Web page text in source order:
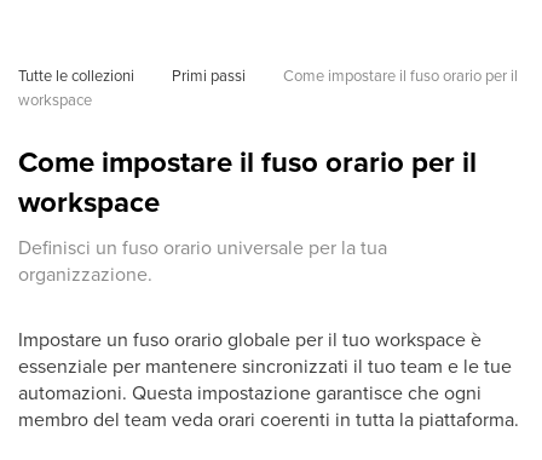
Tutte le collezioni Primi passi
Come impostare il fuso orario per il
workspace
Come impostare il fuso orario per il
workspace
Definisci un fuso orario universale per la tua
organizzazione.
Impostare un fuso orario globale per il tuo workspace è
essenziale per mantenere sincronizzati il tuo team e le tue
automazioni. Questa impostazione garantisce che ogni
membro del team veda orari coerenti in tutta la piattaforma.